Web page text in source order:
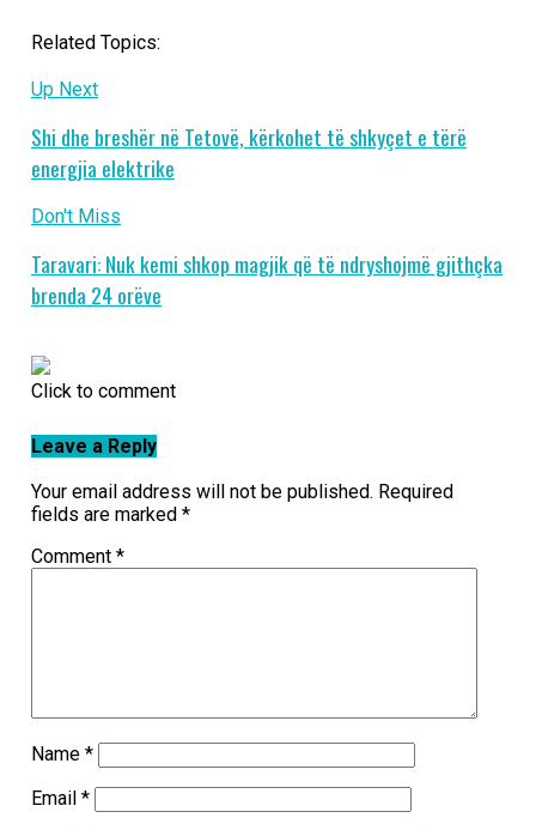
Related Topics:
Up Next
Shi dhe breshër në Tetovë, kërkohet të shkyçet e tërë
energjia elektrike
Don't Miss
Taravari: Nuk kemi shkop magjik që të ndryshojmë gjithçka
brenda 24 orëve
Click to comment
Leave a Reply
Your email address will not be published. Required
fields are marked *
Comment *
Name *
Email *